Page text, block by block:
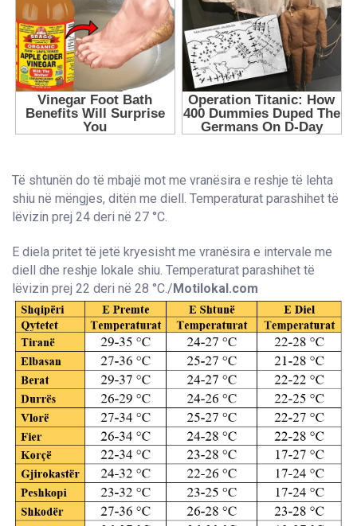
Të shtunën do të mbajë mot me vranësira e reshje të lehta
shiu në mëngjes, ditën me diell. Temperaturat parashihet të
lëvizin prej 24 deri në 27 °C.
E diela pritet të jetë kryesisht me vranësira e intervale me
diell dhe reshje lokale shiu. Temperaturat parashihet të
lëvizin prej 22 deri në 28 °C./ Motilokal.com